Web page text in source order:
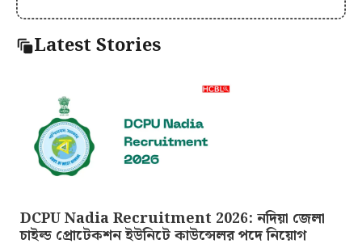
Latest Stories
DCPU Nadia Recruitment 2026: নদিয়া জেলা
চাইল্ড প্রোটেকশন ইউনিটে কাউন্সেলর পদে নিয়োগ